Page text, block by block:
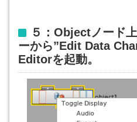
５：Objectノード
ーから”Edit Data
Editorを起動。